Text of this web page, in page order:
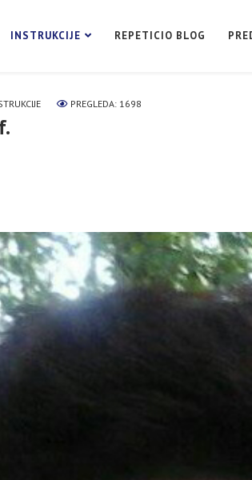
INSTRUKCIJE REPETICIO BLOG
PREGLEDA: 1698